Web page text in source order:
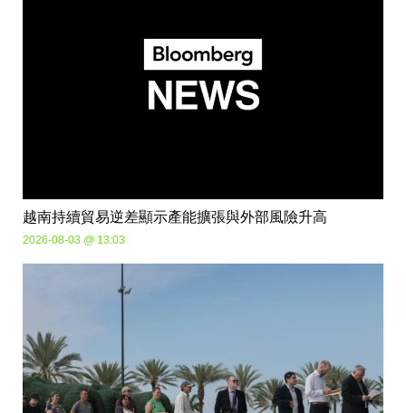
越南持續貿易逆差顯示產能擴張與外部風險升高
2026-08-03 @ 13:03